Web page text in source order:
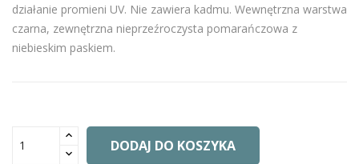
działanie promieni UV. Nie zawiera kadmu. Wewnętrzna warstwa
czarna, zewnętrzna nieprzeźroczysta pomarańczowa z
niebieskim paskiem.
DODAJ DO KOSZYKA